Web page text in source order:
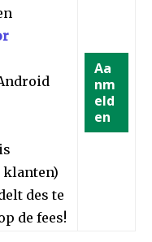
klanten)
des te
de fees!
Aa
nm
eld
en